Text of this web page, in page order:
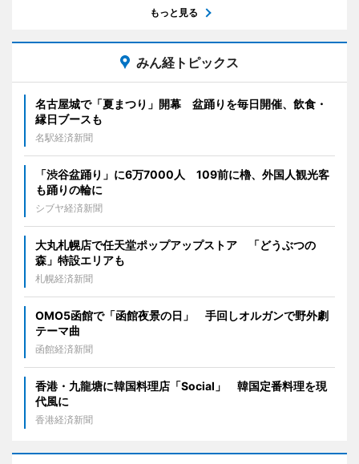
もっと見る
みん経トピックス
名古屋城で「夏まつり」開幕 盆踊りを毎日開催、飲食・
縁日ブースも
名駅経済新聞
「渋谷盆踊り」に6万7000人 109前に櫓、外国人観光客
も踊りの輪に
シブヤ経済新聞
大丸札幌店で任天堂ポップアップストア 「どうぶつの
森」特設エリアも
札幌経済新聞
OMO5函館で「函館夜景の日」 手回しオルガンで野外劇
テーマ曲
函館経済新聞
香港・九龍塘に韓国料理店「Social」 韓国定番料理を現
代風に
香港経済新聞